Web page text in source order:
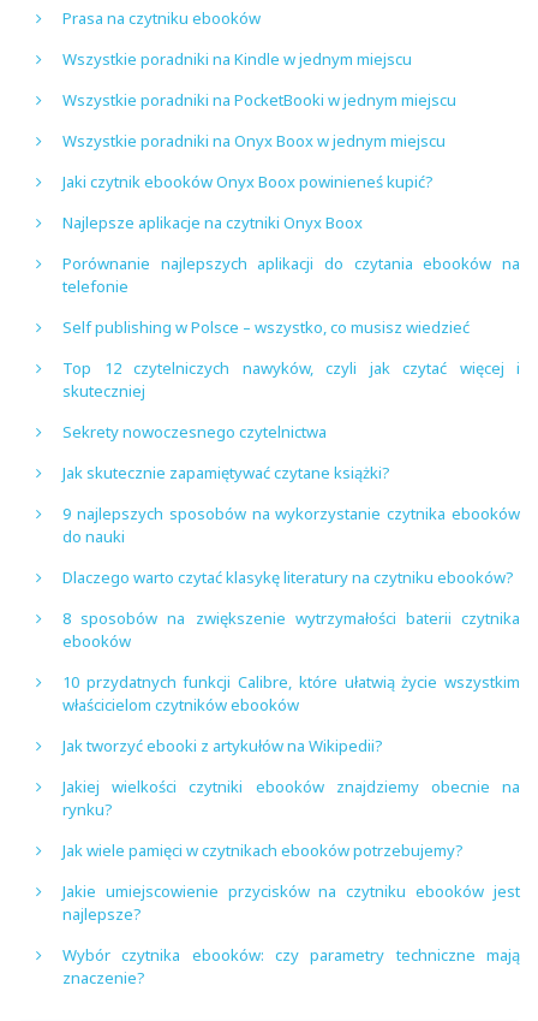
Prasa na czytniku ebooków
Wszystkie poradniki na Kindle w jednym miejscu
Wszystkie poradniki na PocketBooki w jednym miejscu
Wszystkie poradniki na Onyx Boox w jednym miejscu
Jaki czytnik ebooków Onyx Boox powinieneś kupić?
Najlepsze aplikacje na czytniki Onyx Boox
Porównanie najlepszych aplikacji do czytania ebooków na
telefonie
Self publishing w Polsce – wszystko, co musisz wiedzieć
Top 12 czytelniczych nawyków, czyli jak czytać więcej i
skuteczniej
Sekrety nowoczesnego czytelnictwa
Jak skutecznie zapamiętywać czytane książki?
9 najlepszych sposobów na wykorzystanie czytnika ebooków
do nauki
Dlaczego warto czytać klasykę literatury na czytniku ebooków?
8 sposobów na zwiększenie wytrzymałości baterii czytnika
ebooków
10 przydatnych funkcji Calibre, które ułatwią życie wszystkim
właścicielom czytników ebooków
Jak tworzyć ebooki z artykułów na Wikipedii?
Jakiej wielkości czytniki ebooków znajdziemy obecnie na
rynku?
Jak wiele pamięci w czytnikach ebooków potrzebujemy?
Jakie umiejscowienie przycisków na czytniku ebooków jest
najlepsze?
Wybór czytnika ebooków: czy parametry techniczne mają
znaczenie?